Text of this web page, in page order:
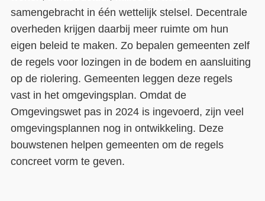
samengebracht in één wettelijk stelsel. Decentrale
overheden krijgen daarbij meer ruimte om hun
eigen beleid te maken. Zo bepalen gemeenten zelf
de regels voor lozingen in de bodem en aansluiting
op de riolering. Gemeenten leggen deze regels
vast in het omgevingsplan. Omdat de
Omgevingswet pas in 2024 is ingevoerd, zijn veel
omgevingsplannen nog in ontwikkeling. Deze
bouwstenen helpen gemeenten om de regels
concreet vorm te geven.